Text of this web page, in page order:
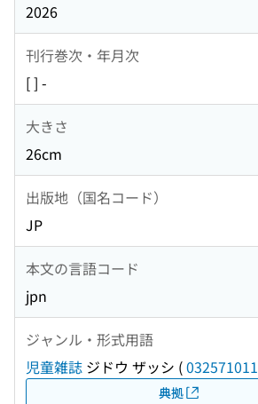
2026
刊行巻次・年月次
[ ] -
大きさ
26cm
出版地（国名コード）
JP
本文の言語コード
jpn
ジャンル・形式用語
児童雑誌 ジドウ ザッシ (032571011
典拠